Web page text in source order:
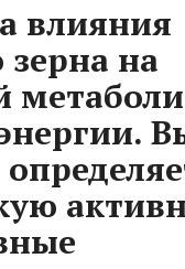
влияния
зерна на